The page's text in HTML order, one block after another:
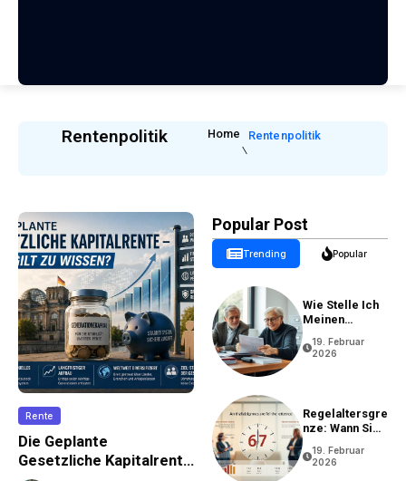
Rentenpolitik Home Rentenpolitik
Rente
Die Geplante
Gesetzliche Kapitalrente
Popular Post
Trending Popular
Wie Stelle Ich
Meinen
19. Februar
2026
Regelaltersgre
Nze: Wann Sie
Können
19. Februar
2026